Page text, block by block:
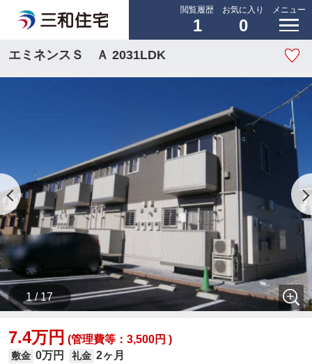
閲覧履歴
1
お気に入り
0
メニュー
エミネンスＳ Ａ 2031LDK
1 / 17
7.4万円 (管理費等：3,500円 )
敷金 0万円 礼金 2ヶ月